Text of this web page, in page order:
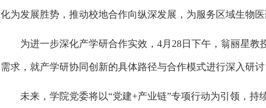
化为发展胜势，推动校地合作向纵深发展，为服务区域生物医
为进一步深化产学研合作实效 ， 4月28日下午，翁丽星教
需求 ，就产学研协同创新的具体路径与合作模式进行深入研
未来，学院党委将以“党建+产业链”专项行动为引领 ，持